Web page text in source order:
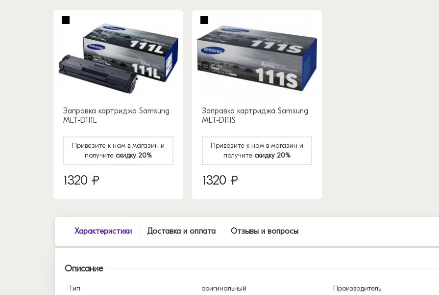
Заправка картриджа Samsung
MLT-D111L
Привезите к нам в магазин и
получите скидку 20%
1320 ₽
Заправка картриджа Samsung
MLT-D111S
Привезите к нам в магазин и
получите скидку 20%
1320 ₽
Характеристики Доставка и оплата Отзывы и вопросы
Описание
Тип оригинальный Производитель